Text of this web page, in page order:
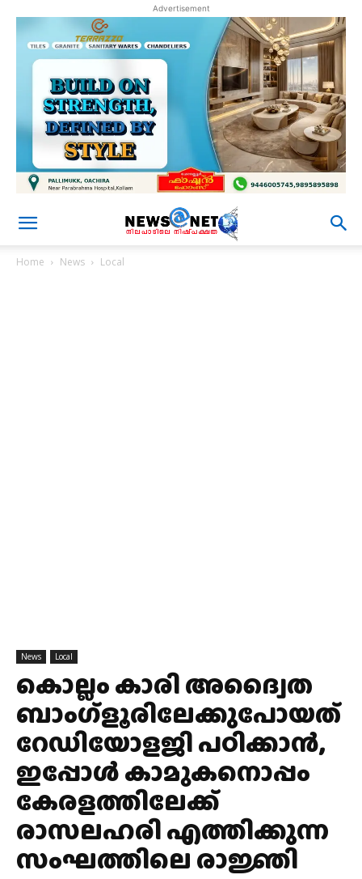
Advertisement
Home News Local
News Local
കൊല്ലം കാരി അദ്വൈത
ബാംഗ്ളൂരിലേക്കുപോയത്
റേഡിയോളജി പഠിക്കാന്‍,
ഇപ്പോള്‍ കാമുകനൊപ്പം
കേരളത്തിലേക്ക്
രാസലഹരി എത്തിക്കുന്ന
സംഘത്തിലെ രാജ്ഞി